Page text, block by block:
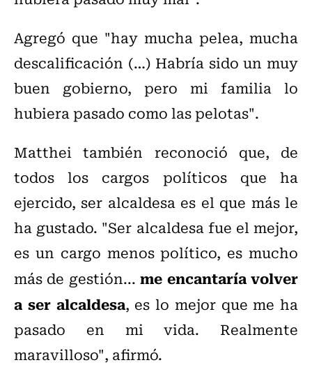
Agregó que "hay mucha pelea, mucha
descalificación (…) Habría sido un muy
buen gobierno, pero mi familia lo
hubiera pasado como las pelotas".
Matthei también reconoció que, de
todos los cargos políticos que ha
ejercido, ser alcaldesa es el que más le
ha gustado. "Ser alcaldesa fue el mejor,
es un cargo menos político, es mucho
más de gestión... me encantaría volver
a ser alcaldesa, es lo mejor que me ha
pasado en mi vida. Realmente
maravilloso", afirmó.